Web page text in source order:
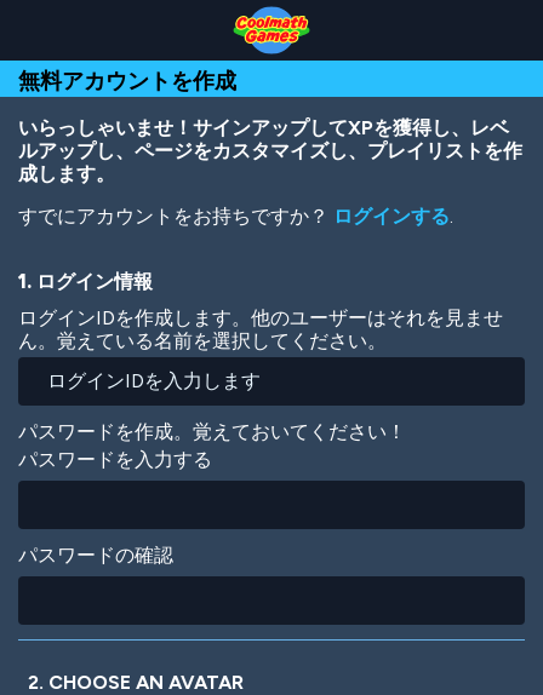
Top
of
Page
Navigation
Main
Content
Footer
ン
コ
ン
移
無料アカウントを作成
いらっしゃいませ！サインアップしてXPを獲得し、レベ
ルアップし、ページをカスタマイズし、プレイリストを作
成します。
すでにアカウントをお持ちですか？ ログインする.
1. ログイン情報
ログインIDを作成します。他のユーザーはそれを見ませ
ん。覚えている名前を選択してください。
パスワードを作成。覚えておいてください！
パスワードを入力する
パスワードの確認
2. CHOOSE AN AVATAR